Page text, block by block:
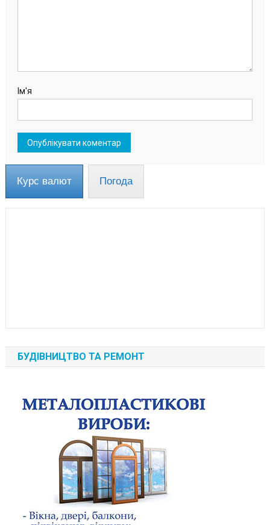
Ім'я
Курс валют Погода
БУДІВНИЦТВО ТА РЕМОНТ